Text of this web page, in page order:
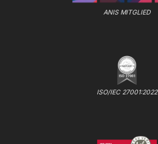
ANIS MITGLIED
ISO/IEC 27001:2022